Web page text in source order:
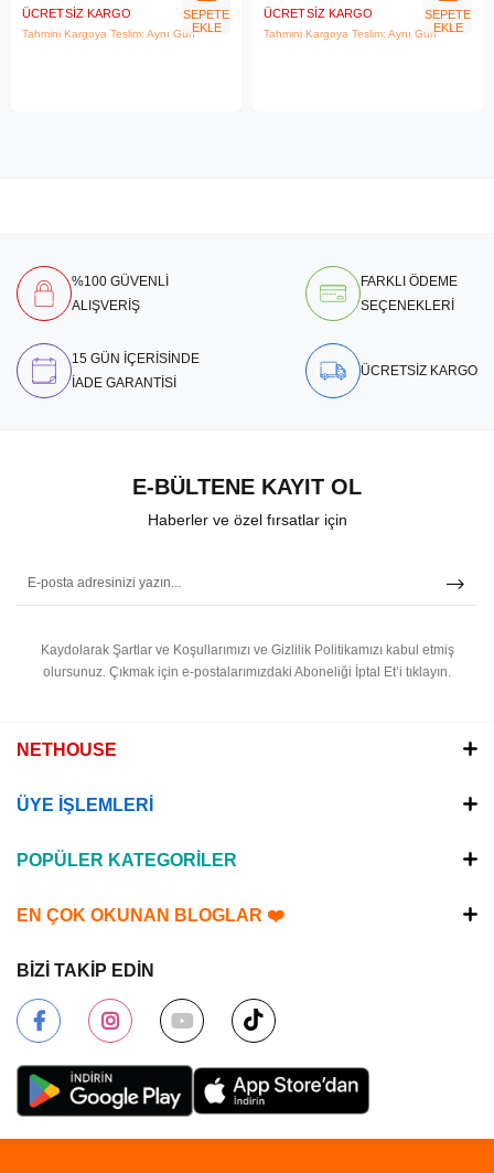
ÜCRETSIZ KARGO
Tahmini Kargoya Teslim: Aynı Gün
SEPETE
EKLE
ÜCRETSIZ KARGO
Tahmini Kargoya Teslim: Aynı Gün
SEPETE
EKLE
%100 GÜVENLİ
ALIŞVERİŞ
FARKLI ÖDEME
SEÇENEKLERİ
15 GÜN İÇERİSİNDE
İADE GARANTİSİ
ÜCRETSİZ KARGO
E-BÜLTENE KAYIT OL
Haberler ve özel fırsatlar için
Kaydolarak Şartlar ve Koşullarımızı ve Gizlilik Politikamızı kabul etmiş
olursunuz. Çıkmak için e-postalarımızdaki Aboneliği İptal Et’i tıklayın.
NETHOUSE
ÜYE İŞLEMLERİ
POPÜLER KATEGORİLER
EN ÇOK OKUNAN BLOGLAR ❤️
BİZİ TAKİP EDİN